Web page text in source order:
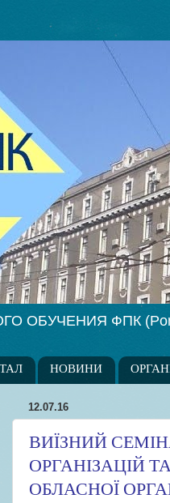
ФПК
НОВИНИ
12.07.16
ВИЇЗНИЙ
ОРГАНІЗАЦІЙ
ОБЛАСНОЇ